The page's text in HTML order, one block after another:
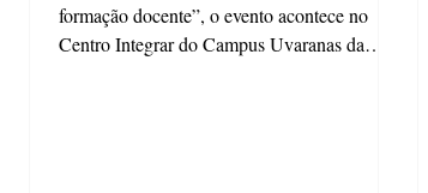
formação docente”, o evento acontece no
Centro Integrar do Campus Uvaranas da